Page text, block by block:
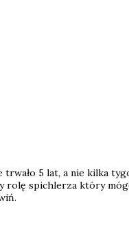
trwało 5 lat, a nie kilka
rolę spichlerza który